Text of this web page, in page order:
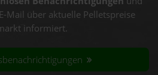
Mail über aktuelle Pelletspreise
informiert.